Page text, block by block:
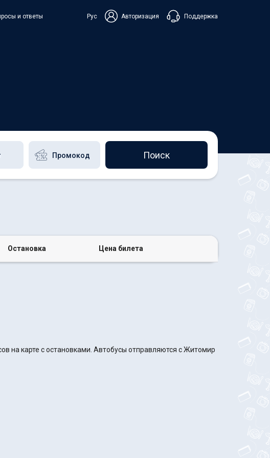
и ответы Рус Авторизация Поддержка
Чат в Messenger
Поиск
Остановка Цена билета
на карте с остановками. Автобусы отправляются с Житомир